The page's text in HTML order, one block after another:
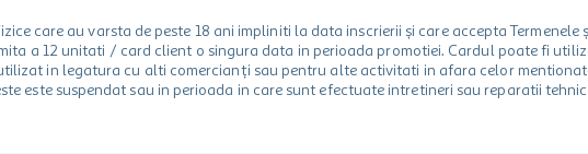
care au varsta de peste 18 ani impliniti la data inscrierii și care accepta
a 12 unitati / card client o singura data in perioada promotiei. Cardul poate fi
in legatura cu alti comercianți sau pentru alte activitati in afara celor
este suspendat sau in perioada in care sunt efectuate intretineri sau reparatii